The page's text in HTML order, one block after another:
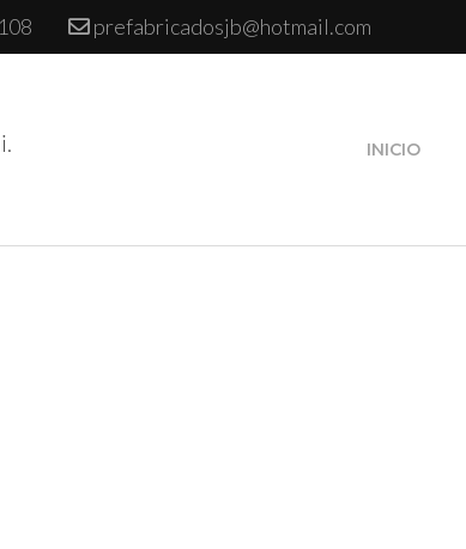
prefabricadosjb@hotmail.com
INICIO